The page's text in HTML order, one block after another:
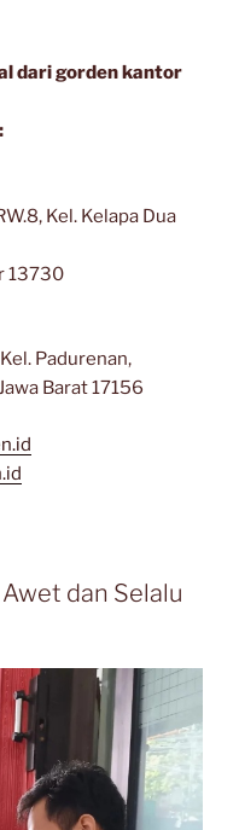
dari gorden kantor
Kel. Kelapa Dua
13730
Padurenan,
Barat 17156
dan Selalu